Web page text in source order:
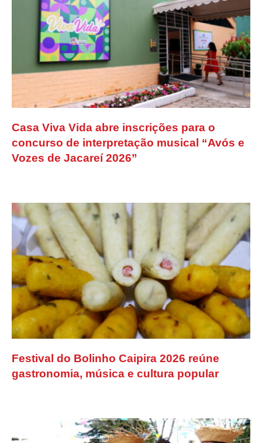
Casa Viva Vida abre inscrições para o
concurso de interpretação musical “Avós e
Vozes de Jacareí 2026”
Festival do Bolinho Caipira 2026 reúne
gastronomia, música e cultura popular